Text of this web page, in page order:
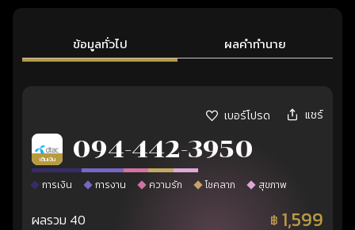
ข้อมูลทั่วไป ผลคำทำนาย
เบอร์โปรด แชร์
เติมเงิน 094-442-3950
การเงิน การงาน ความรัก โชคลาภ สุขภาพ
ผลรวม 40 ฿ 1,599